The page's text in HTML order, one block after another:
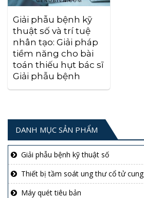
Giải phẫu bệnh kỹ
thuật số và trí tuệ
nhân tạo: Giải pháp
tiềm năng cho bài
toán thiếu hụt bác sĩ
Giải phẫu bệnh
DANH MỤC SẢN PHẨM
Giải phẫu bệnh kỹ thuật số
Thiết bị tầm soát ung thư cổ tử cung
Máy quét tiêu bản